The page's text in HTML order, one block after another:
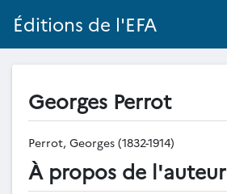
Éditions de l'EFA
Georges Perrot
Perrot, Georges (1832-1914)
À propos de l'auteur